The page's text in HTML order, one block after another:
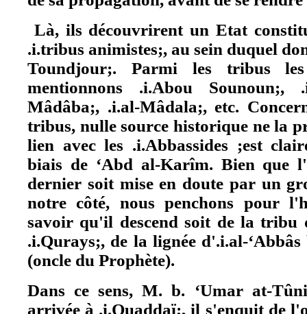
Là, ils découvrirent un Etat
.i.tribus animistes;, au sein duquel
Toundjour;. Parmi les tribus
mentionnons .i.Abou Sounoun;,
Mâdâba;, .i.al-Mâdala;, etc.
tribus, nulle source historique ne la
lien avec les .i.Abbassides ;est
biais de ‘Abd al-Karîm. Bien que
dernier soit mise en doute par un
notre côté, nous penchons pour
savoir qu'il descend soit de la tribu
.i.Qurays;, de la lignée d'.i.al-
(oncle du Prophète).
Dans ce sens, M. b. ‘Umar at-
arrivée à .i.Ouaddaï;, il s'enquit de